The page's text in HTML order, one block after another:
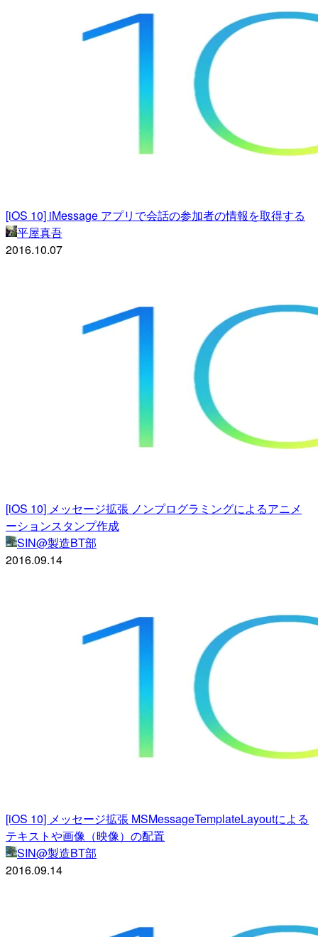
[iOS 10] iMessage アプリで会話の参加者の情報を取得する
平屋真吾
2016.10.07
[iOS 10] メッセージ拡張 ノンプログラミングによるアニメ
ーションスタンプ作成
SIN@製造BT部
2016.09.14
[iOS 10] メッセージ拡張 MSMessageTemplateLayoutによる
テキストや画像（映像）の配置
SIN@製造BT部
2016.09.14